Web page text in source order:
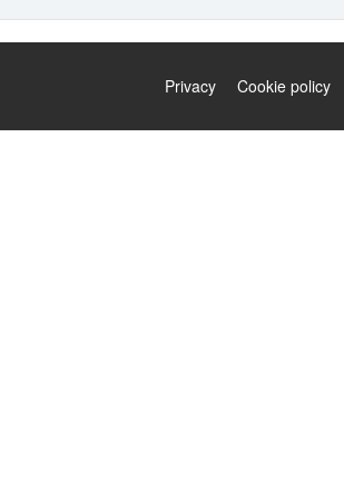
Privacy Cookie policy